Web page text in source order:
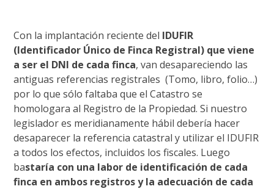
Con la implantación reciente del IDUFIR
(Identificador Único de Finca Registral) que viene
a ser el DNI de cada finca, van desapareciendo las
antiguas referencias registrales (Tomo, libro, folio…)
por lo que sólo faltaba que el Catastro se
homologara al Registro de la Propiedad. Si nuestro
legislador es meridianamente hábil debería hacer
desaparecer la referencia catastral y utilizar el IDUFIR
a todos los efectos, incluidos los fiscales. Luego
bastaría con una labor de identificación de cada
finca en ambos registros y la adecuación de cada